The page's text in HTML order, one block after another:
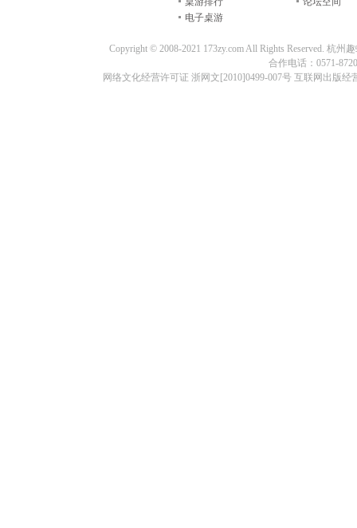
电子桌游
Copyright © 2008-2021 173zy.com All Rights Reserved. 杭
合作电话：0571-
网络文化经营许可证 浙网文[2010]0499-007号 互联网出版